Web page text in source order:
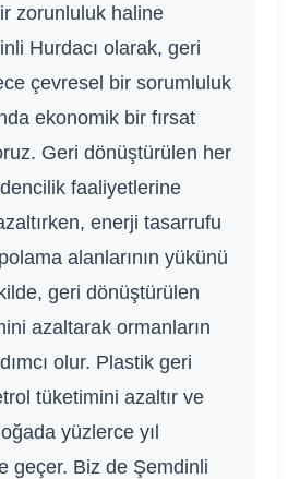
zorunluluk haline
Hurdacı olarak, geri
çevresel bir sorumluluk
ekonomik bir fırsat
Geri dönüştürülen her
faaliyetlerine
enerji tasarrufu
alanlarının yükünü
geri dönüştürülen
azaltarak ormanların
olur. Plastik geri
tüketimini azaltır ve
yüzlerce yıl
geçer. Biz de Şemdinli